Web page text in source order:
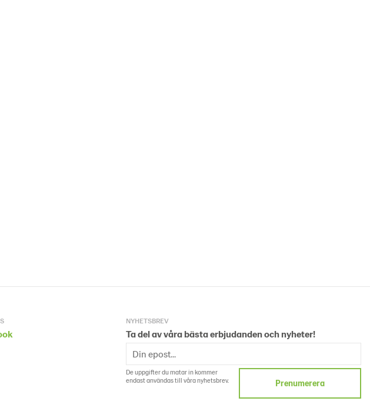
NYHETSBREV
Ta del av våra bästa erbjudanden och nyheter!
De uppgifter du matar in kommer
endast användas till våra nyhetsbrev.
Prenumerera